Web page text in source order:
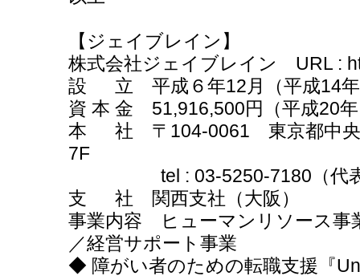
【ジェイブレイン】
株式会社ジェイブレイン URL :
設 立 平成６年12月（平成14
資 本 金 51,916,500円（平成20
本 社 〒104-0061 東京都中央
7F
tel : 03-5250-7180（代表
支 社 関西支社（大阪）
事業内容 ヒューマンリソース事
／経営サポート事業
◆ 障がい者のための転職支援『